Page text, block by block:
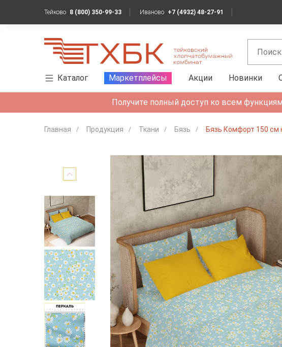
Тейково 8 (800) 350-99-33 Иваново +7 (4932) 48-27-91
Каталог Маркетплейсы Акции Новинки
Получите полный доступ ко всем
Главная Продукция Ткани Бязь Бязь Комфорт 150 см